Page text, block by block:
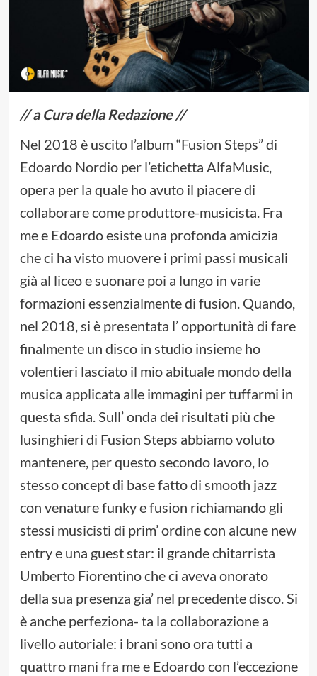
// a Cura della Redazione //
Nel 2018 è uscito l’album “Fusion Steps” di
Edoardo Nordio per l’etichetta AlfaMusic,
opera per la quale ho avuto il piacere di
collaborare come produttore-musicista. Fra
me e Edoardo esiste una profonda amicizia
che ci ha visto muovere i primi passi musicali
già al liceo e suonare poi a lungo in varie
formazioni essenzialmente di fusion. Quando,
nel 2018, si è presentata l’ opportunità di fare
finalmente un disco in studio insieme ho
volentieri lasciato il mio abituale mondo della
musica applicata alle immagini per tuffarmi in
questa sfida. Sull’ onda dei risultati più che
lusinghieri di Fusion Steps abbiamo voluto
mantenere, per questo secondo lavoro, lo
stesso concept di base fatto di smooth jazz
con venature funky e fusion richiamando gli
stessi musicisti di prim’ ordine con alcune new
entry e una guest star: il grande chitarrista
Umberto Fiorentino che ci aveva onorato
della sua presenza gia’ nel precedente disco. Si
è anche perfeziona- ta la collaborazione a
livello autoriale: i brani sono ora tutti a
quattro mani fra me e Edoardo con l’eccezione